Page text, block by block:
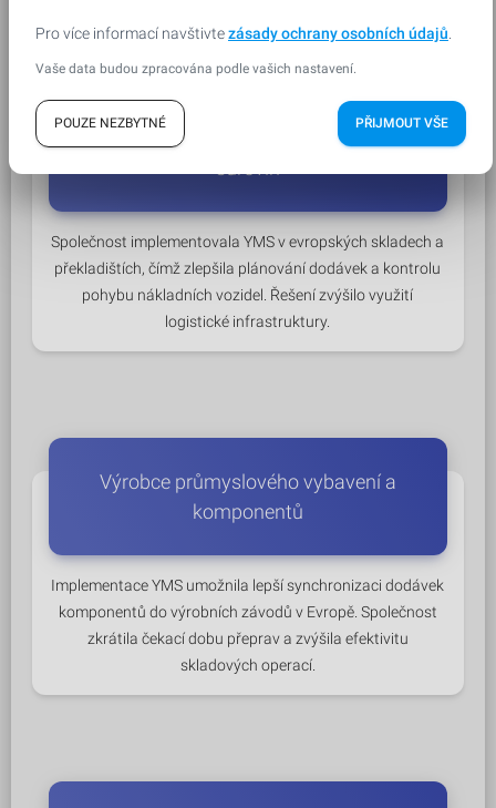
Mezinárodní distributor dřeva a dřevních
Společnost implementovala YMS v evropských skladech a
překladištích, čímž zlepšila plánování dodávek a kontrolu
pohybu nákladních vozidel. Řešení zvýšilo využití
logistické infrastruktury.
Výrobce průmyslového vybavení a
komponentů
Implementace YMS umožnila lepší synchronizaci dodávek
komponentů do výrobních závodů v Evropě. Společnost
zkrátila čekací dobu přeprav a zvýšila efektivitu
skladových operací.
Pro více informací navštivtezásady ochrany osobních údajů
Vaše data budou zpracována podle vašich nastavení.
POUZE NEZBYTNÉ PŘIJMOUT VŠE